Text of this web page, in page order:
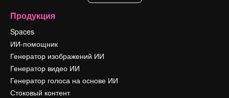
Продукция
Spaces
ИИ-помощник
Генератор изображений ИИ
Генератор видео ИИ
Генератор голоса на основе ИИ
Стоковый контент